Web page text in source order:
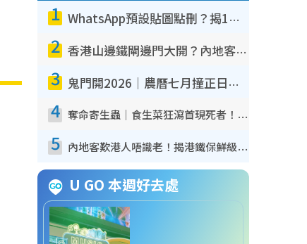
1 WhatsApp預設貼圖點刪？揭1招「反向操作」還原簡潔介面 附3步實測教學
2 香港山邊鐵閘邊門大開？內地客困惑意義何在！網民神回覆：呢種叫法理性防禦
3 鬼門開2026｜農曆七月撞正日全食特別邪？專家警告切忌做一事！揭4大禁忌+2招保平安
4 奪命寄生蟲｜食生菜狂瀉首現死者！疫潮惡化錄1.8萬宗病例 揭洗菜3大謬誤
5 內地客歎港人唔識老！揭港鐵保鮮級冷氣 港人求放過：咪投訴
U GO 本週好去處